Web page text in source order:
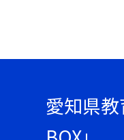
愛知県教